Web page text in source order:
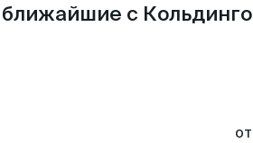
с
от